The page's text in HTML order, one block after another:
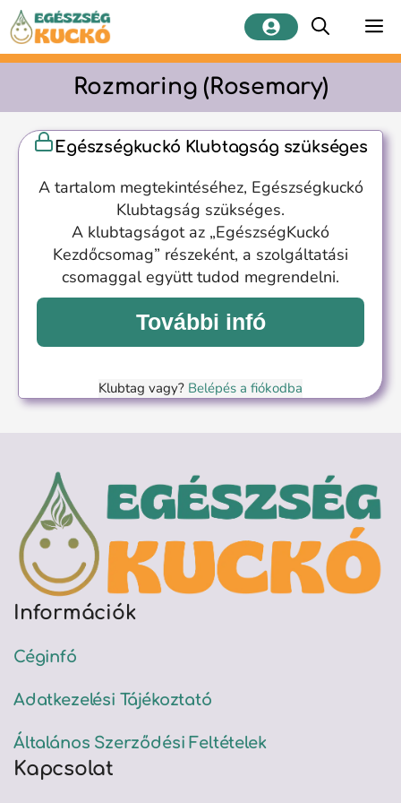
Kilépés
tartalomba
Rozmaring (Rosemary)
Egészségkuckó Klubtagság szükséges
A tartalom megtekintéséhez, Egészségkuckó
Klubtagság szükséges.
A klubtagságot az „EgészségKuckó
Kezdőcsomag” részeként, a szolgáltatási
csomaggal együtt tudod megrendelni.
További infó
Klubtag vagy? Belépés a fiókodba
Információk
Céginfó
Adatkezelési Tájékoztató
Általános Szerződési Feltételek
Kapcsolat